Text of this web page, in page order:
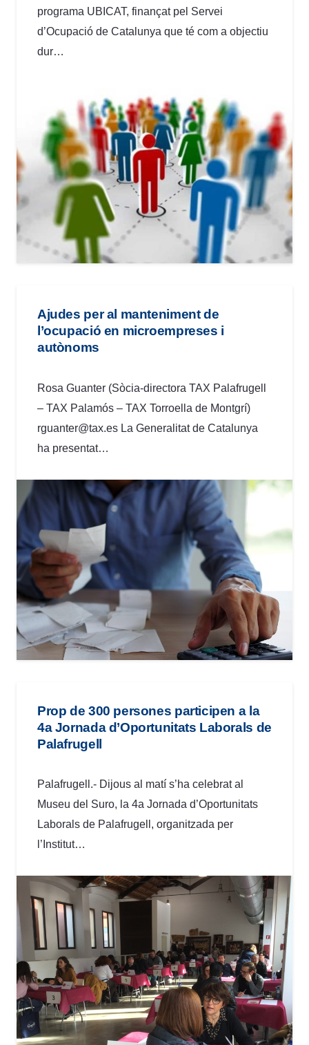
programa UBICAT, finançat pel Servei
d’Ocupació de Catalunya que té com a objectiu
dur…
Ajudes per al manteniment de
l’ocupació en microempreses i
autònoms
Rosa Guanter (Sòcia-directora TAX Palafrugell
– TAX Palamós – TAX Torroella de Montgrí)
rguanter@tax.es La Generalitat de Catalunya
ha presentat…
Prop de 300 persones participen a la
4a Jornada d’Oportunitats Laborals de
Palafrugell
Palafrugell.- Dijous al matí s’ha celebrat al
Museu del Suro, la 4a Jornada d’Oportunitats
Laborals de Palafrugell, organitzada per
l’Institut…